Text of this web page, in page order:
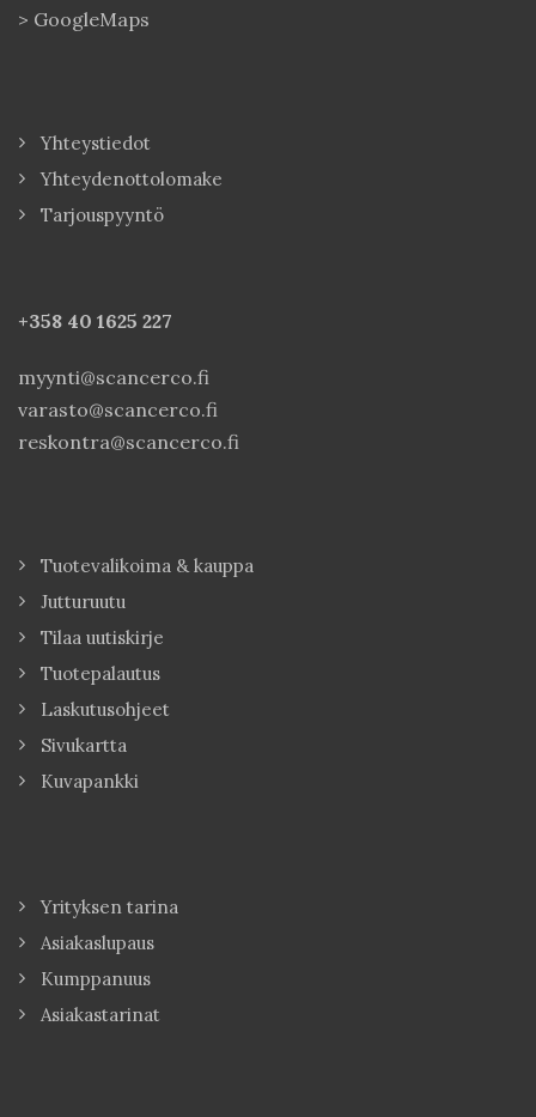
> GoogleMaps
Yhteystiedot
Yhteydenottolomake
Tarjouspyyntö
+358 40 1625 227
myynti@scancerco.fi
varasto@scancerco.fi
reskontra@scancerco.fi
Tuotevalikoima & kauppa
Jutturuutu
Tilaa uutiskirje
Tuotepalautus
Laskutusohjeet
Sivukartta
Kuvapankki
Yrityksen tarina
Asiakaslupaus
Kumppanuus
Asiakastarinat